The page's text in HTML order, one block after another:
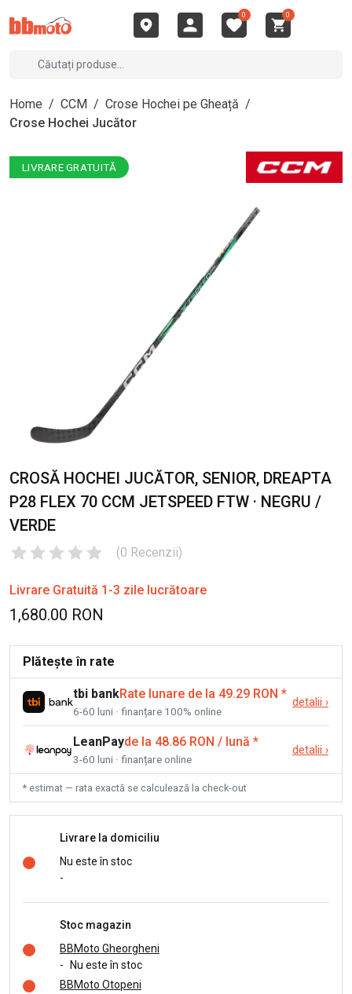
0 0
Home / CCM / Crose Hochei pe Gheață /
Crose Hochei Jucător
LIVRARE GRATUITĂ
CROSĂ HOCHEI JUCĂTOR, SENIOR, DREAPTA
P28 FLEX 70 CCM JETSPEED FTW · NEGRU /
VERDE
(0 Recenzii)
Livrare Gratuită 1-3 zile lucrătoare
1,680.00 RON
Plătește în rate
tbi bankRate lunare de la 49.29 RON *
6-60 luni · finanțare 100% online
detalii ›
LeanPayde la 48.86 RON / lună *
3-60 luni · finanțare online
detalii ›
* estimat — rata exactă se calculează la check-out
Livrare la domiciliu
Nu este în stoc
-
Stoc magazin
BBMoto Gheorgheni
-
Nu este în stoc
BBMoto Otopeni